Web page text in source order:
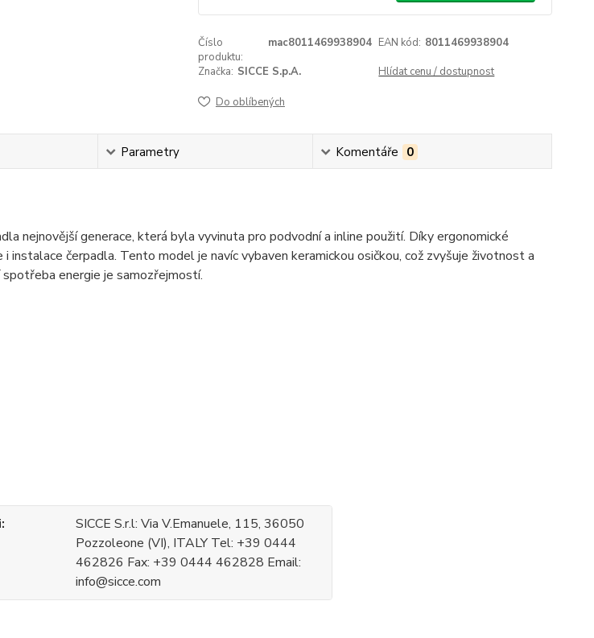
Číslo
produktu:
mac8011469938904 EAN kód: 8011469938904
Značka: SICCE S.p.A. Hlídat cenu / dostupnost
Do oblíbených
Parametry Komentáře 0
nejnovější generace, která byla vyvinuta pro podvodní a inline použití. Díky ergonomické
i instalace čerpadla. Tento model je navíc vybaven keramickou osičkou, což zvyšuje životnost a
energie je samozřejmostí.
SICCE S.r.l: Via V.Emanuele, 115, 36050
Pozzoleone (VI), ITALY Tel: +39 0444
462826 Fax: +39 0444 462828 Email:
info@sicce.com